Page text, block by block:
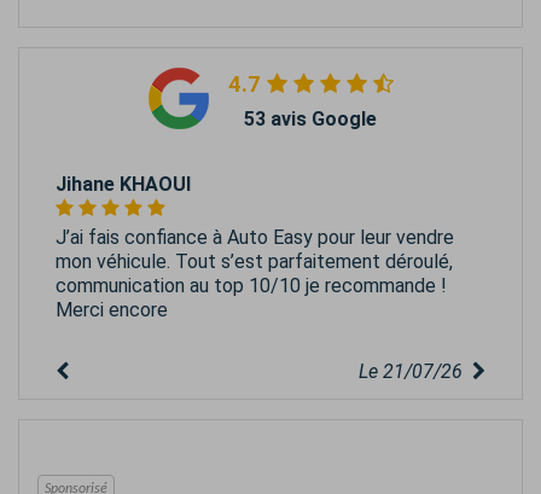
4.7
53 avis Google
Jihane KHAOUI
J’ai fais confiance à Auto Easy pour leur vendre
mon véhicule. Tout s’est parfaitement déroulé,
communication au top 10/10 je recommande !
Merci encore
Le 21/07/26